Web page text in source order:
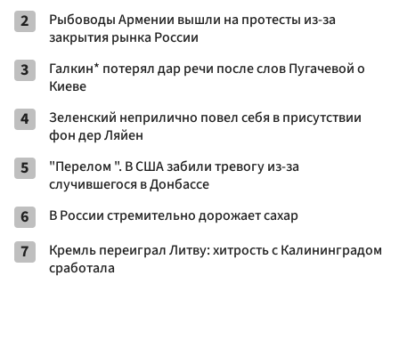
2
Рыбоводы Армении вышли на протесты из-за
закрытия рынка России
3
Галкин* потерял дар речи после слов Пугачевой о
Киеве
4
Зеленский неприлично повел cебя в присутствии
фон дер Ляйен
5
"Перелом ". В США забили тревогу из-за
случившегося в Донбассе
6 В России стремительно дорожает сахар
7
Кремль переиграл Литву: хитрость с Калининградом
сработала